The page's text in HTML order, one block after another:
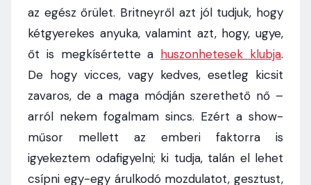
az egész őrület. Britneyről azt jól tudjuk, hogy
kétgyerekes anyuka, valamint azt, hogy, ugye,
őt is megkísértette a huszonhetesek klubja.
De hogy vicces, vagy kedves, esetleg kicsit
zavaros, de a maga módján szerethető nő –
arról nekem fogalmam sincs. Ezért a show-
műsor mellett az emberi faktorra is
igyekeztem odafigyelni; ki tudja, talán el lehet
csípni egy-egy árulkodó mozdulatot, gesztust,